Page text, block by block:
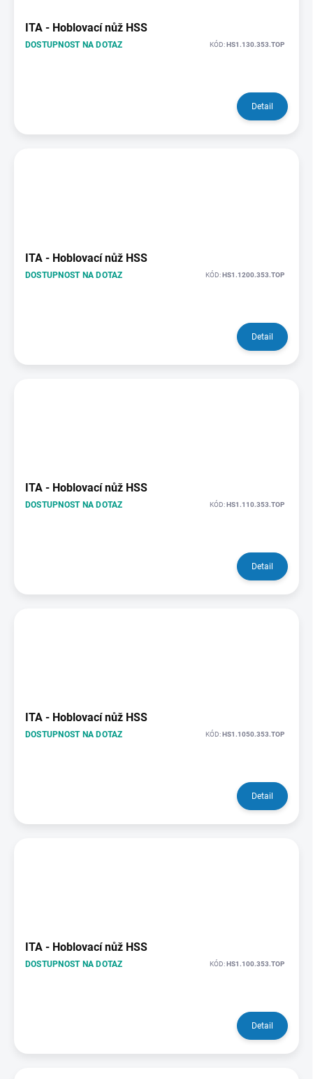
ITA - Hoblovací nůž HSS
DOSTUPNOST NA DOTAZ KÓD: HS1.130.353.TOP
Detail
ITA - Hoblovací nůž HSS
DOSTUPNOST NA DOTAZ KÓD:HS1.1200.353.TOP
Detail
ITA - Hoblovací nůž HSS
DOSTUPNOST NA DOTAZ KÓD:HS1.110.353.TOP
Detail
ITA - Hoblovací nůž HSS
DOSTUPNOST NA DOTAZ KÓD:HS1.1050.353.TOP
Detail
ITA - Hoblovací nůž HSS
DOSTUPNOST NA DOTAZ KÓD: HS1.100.353.TOP
Detail